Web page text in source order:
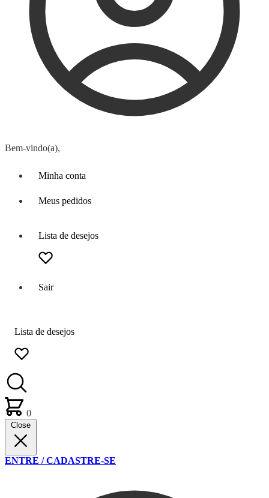
Bem-vindo(a),
Minha conta
Meus pedidos
Lista de desejos
Sair
Lista de desejos
0
Close
ENTRE / CADASTRE-SE